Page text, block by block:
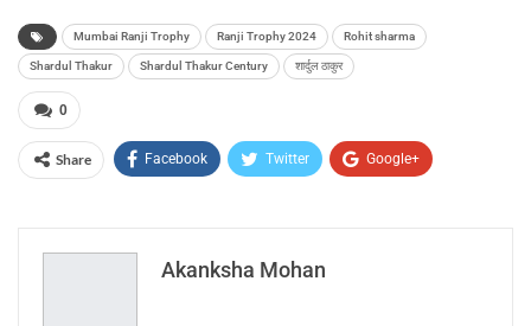
Mumbai Ranji Trophy Ranji Trophy 2024 Rohit sharma
Shardul Thakur Shardul Thakur Century शार्दुल ठाकुर
0
Share Facebook Twitter Google+
Email
Akanksha Mohan